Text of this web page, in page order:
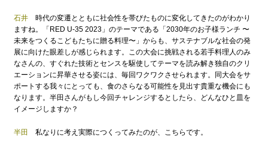
石井時代の変遷とともに社会性を帯びたものに変化してきたのがわかり
ますね。「RED U-35 2023」のテーマである「2030年のお子様ランチ 〜
未来をつくるこどもたちに贈る料理〜」からも、サステナブルな社会の発
展に向けた眼差しが感じられます。この大会に挑戦される若手料理人のみ
なさんの、すぐれた技術とセンスを駆使してテーマを読み解き独自のクリ
エーションに昇華させる姿には、毎回ワクワクさせられます。同大会をサ
ポートする我々にとっても、食のさらなる可能性を見出す貴重な機会にも
なります。半田さんがもし今回チャレンジするとしたら、どんなひと皿を
イメージしますか？
半田 私なりに考え実際につくってみたのが、こちらです。